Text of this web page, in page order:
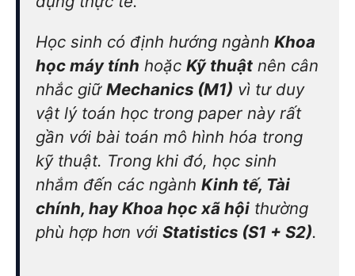
Học sinh có định hướng ngành Khoa
học máy tính hoặc Kỹ thuật nên cân
nhắc giữ Mechanics (M1) vì tư duy
vật lý toán học trong paper này rất
gần với bài toán mô hình hóa trong
kỹ thuật. Trong khi đó, học sinh
nhắm đến các ngành Kinh tế, Tài
chính, hay Khoa học xã hội thường
phù hợp hơn với Statistics (S1 + S2).